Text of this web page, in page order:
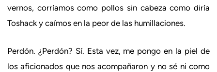
vernos, corríamos como pollos sin cabeza como diría
Toshack y caímos en la peor de las humillaciones.
Perdón. ¿Perdón? Sí. Esta vez, me pongo en la piel de
los aficionados que nos acompañaron y no sé ni como